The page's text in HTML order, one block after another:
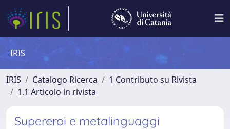
IRIS
IRIS Catalogo Ricerca
1 Contributo su Rivista
1.1 Articolo in rivista
Supereroi e metalinguaggi